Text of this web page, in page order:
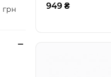
грн 949 ₴